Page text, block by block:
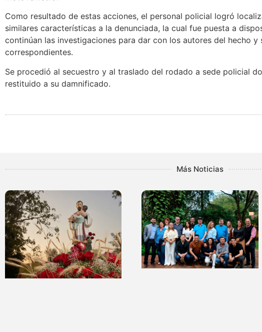
Como resultado de estas acciones, el personal policial logró
similares características a la denunciada, la cual fue puesta a
continúan las investigaciones para dar con los autores del hecho
correspondientes.
Se procedió al secuestro y al traslado del rodado a sede policial
restituido a su damnificado.
Más Noticias